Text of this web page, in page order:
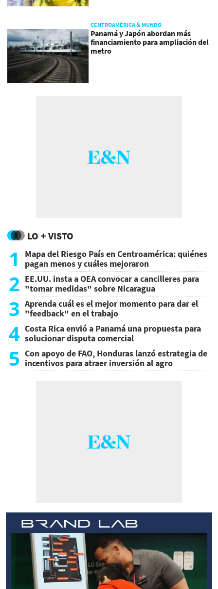
CENTROAMÉRICA & MUNDO
Panamá y Japón abordan más
financiamiento para ampliación del
metro
LO + VISTO
1
Mapa del Riesgo País en Centroamérica: quiénes
pagan menos y cuáles mejoraron
2 EE.UU. insta a OEA convocar a cancilleres para
"tomar medidas" sobre Nicaragua
3 Aprenda cuál es el mejor momento para dar el
"feedback" en el trabajo
4 Costa Rica envió a Panamá una propuesta para
solucionar disputa comercial
5 Con apoyo de FAO, Honduras lanzó estrategia de
incentivos para atraer inversión al agro